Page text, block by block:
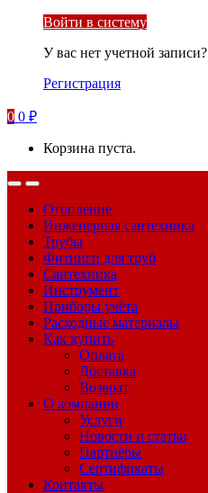
Войти в систему
У вас нет учетной записи?
Регистрация
0 0 ₽
Корзина пуста.
Отопление
Инженерная сантехника
Трубы
Фитинги для труб
Сантехника
Инструмент
Приборы учёта
Расходные материалы
Как купить
Оплата
Доставка
Возврат
О компании
Услуги
Новости и статьи
Партнёры
Сертификаты
Контакты